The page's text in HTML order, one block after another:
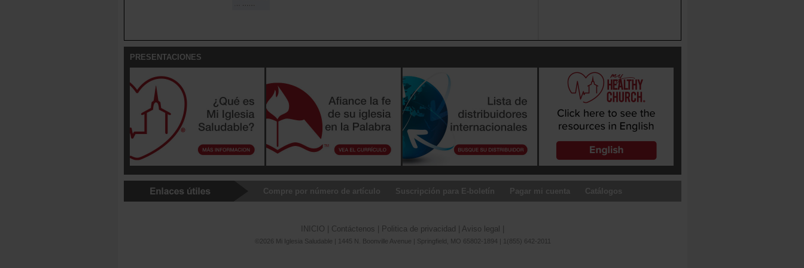
PRESENTACIONES
Compre por número de artículo Suscripción para E-boletín Pagar mi cuenta Catálogos
INICIO Contáctenos Politica de privacidad Aviso legal
©2026 Mi Iglesia Saludable | 1445 N. Boonville Avenue | Springfield, MO 65802-1894 | 1(855) 642-2011